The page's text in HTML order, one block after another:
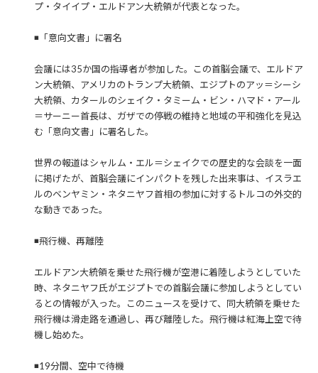
プ・タイイプ・エルドアン大統領が代表となった。
◾️「意向文書」に署名
会議には35か国の指導者が参加した。この首脳会議で、エルドア
ン大統領、アメリカのトランプ大統領、エジプトのアッ＝シーシ
大統領、カタールのシェイク・タミーム・ビン・ハマド・アール
＝サーニー首長は、ガザでの停戦の維持と地域の平和強化を見込
む「意向文書」に署名した。
世界の報道はシャルム・エル＝シェイクでの歴史的な会談を一面
に掲げたが、首脳会議にインパクトを残した出来事は、イスラエ
ルのベンヤミン・ネタニヤフ首相の参加に対するトルコの外交的
な動きであった。
◾️飛行機、再離陸
エルドアン大統領を乗せた飛行機が空港に着陸しようとしていた
時、ネタニヤフ氏がエジプトでの首脳会議に参加しようとしてい
るとの情報が入った。このニュースを受けて、同大統領を乗せた
飛行機は滑走路を通過し、再び離陸した。飛行機は紅海上空で待
機し始めた。
◾️19分間、空中で待機